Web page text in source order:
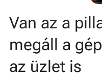
Van az a
megáll a
az üzlet is